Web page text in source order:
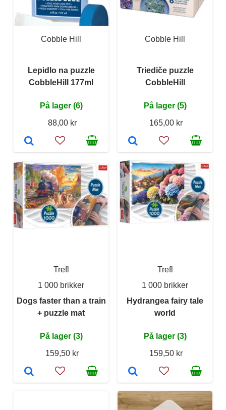
Cobble Hill
Lepidlo na puzzle
CobbleHill 177ml
På lager (6)
88,00 kr
Cobble Hill
Triediče puzzle
CobbleHill
På lager (5)
165,00 kr
Trefl
1 000 brikker
Dogs faster than a train
+ puzzle mat
På lager (3)
159,50 kr
Trefl
1 000 brikker
Hydrangea fairy tale
world
På lager (3)
159,50 kr